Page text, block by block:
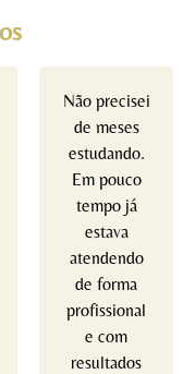
Não precisei
de meses
estudando.
Em pouco
tempo já
estava
atendendo
de forma
profissional
e com
resultados